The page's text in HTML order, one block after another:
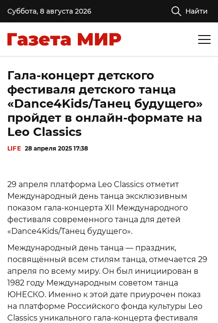
Суббота, 8 августа 2026 Найти
Гала-концерт детского
фестиваля детского танца
«Dance4Kids/Танец будущего»
пройдет в онлайн-формате на
Leo Classics
LIFE 28 апреля 2025 17:38
29 апреля платформа Leo Classics отметит
Международный день танца эксклюзивным
показом гала-концерта ХII Международного
фестиваля современного танца для детей
«Dance4Kids/Танец будущего».
Международный день танца — праздник,
посвящённый всем стилям танца, отмечается 29
апреля по всему миру. Он был инициирован в
1982 году Международным советом танца
ЮНЕСКО. Именно к этой дате приурочен показ
на платформе Российского фонда культуры Leo
Classics уникального гала-концерта фестиваля